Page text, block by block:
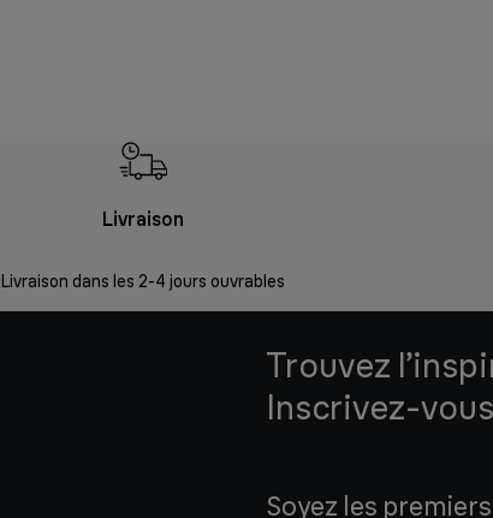
Livraison
Livraison dans les 2-4 jours ouvrables
Trouvez
Inscrivez-
Soyez les